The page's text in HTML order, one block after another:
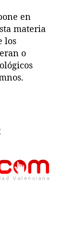
en
materia
los
o